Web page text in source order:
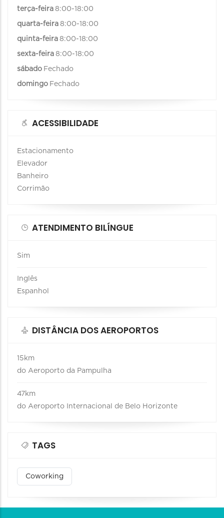
terça-feira 8:00-18:00
quarta-feira 8:00-18:00
quinta-feira 8:00-18:00
sexta-feira 8:00-18:00
sábado Fechado
domingo Fechado
ACESSIBILIDADE
Estacionamento
Elevador
Banheiro
Corrimão
ATENDIMENTO BILÍNGUE
Sim
Inglês
Espanhol
DISTÂNCIA DOS AEROPORTOS
15km
do Aeroporto da Pampulha
47km
do Aeroporto Internacional de Belo Horizonte
TAGS
Coworking